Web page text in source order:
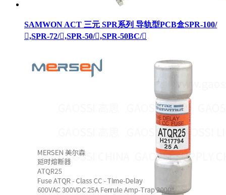
SAMWON ACT 三元 SPR系列 导轨型PCB盒SPR-100/
,SPR-72/,SPR-50/,SPR-50BC/